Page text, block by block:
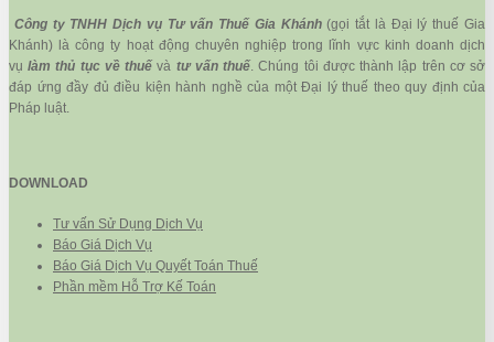
Công ty TNHH Dịch vụ Tư vấn Thuế Gia Khánh(gọi tắt là Đại lý thuế Gia
Khánh) là công ty hoạt động chuyên nghiệp trong lĩnh vực kinh doanh dịch
vụlàm thủ tục về thuế và tư vấn thuế. Chúng tôi được thành lập trên cơ sở
đáp ứng đầy đủ điều kiện hành nghề của một Đại lý thuế theo quy định của
Pháp luật.
DOWNLOAD
Tư vấn Sử Dụng Dịch Vụ
Báo Giá Dịch Vụ
Báo Giá Dịch Vụ Quyết Toán Thuế
Phần mềm Hỗ Trợ Kế Toán